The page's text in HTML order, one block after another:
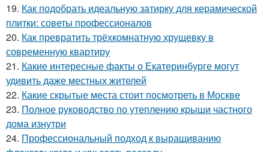
19. Как подобрать идеальную затирку для керамической
плитки: советы профессионалов
20. Как превратить трёхкомнатную хрущевку в
современную квартиру
21. Какие интересные факты о Екатеринбурге могут
удивить даже местных жителей
22. Какие скрытые места стоит посмотреть в Москве
23. Полное руководство по утеплению крыши частного
дома изнутри
24. Профессиональный подход к выращиванию